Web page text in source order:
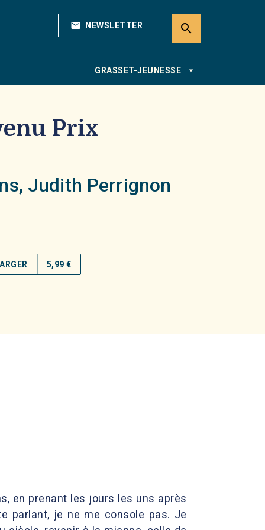
mail NEWSLETTER search
GRASSET-JEUNESSE arrow_drop_down
Prix
, Judith Perrignon
5,99 €
en prenant les jours les uns après
parlant, je ne me console pas. Je